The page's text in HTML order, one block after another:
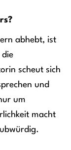
abhebt, ist
die
scheut sich
und
um
macht